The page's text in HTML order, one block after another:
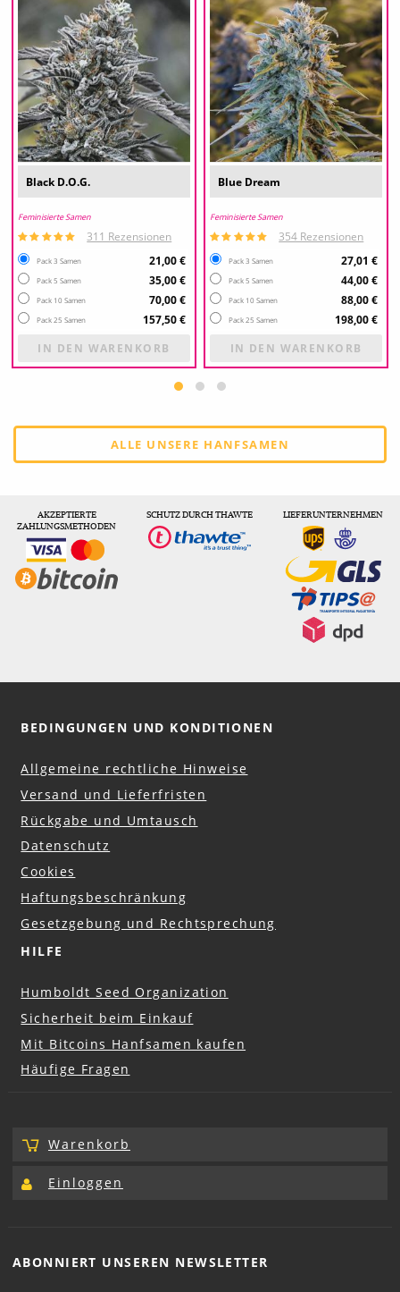
Black D.O.G.
Feminisierte Samen
311 Rezensionen
Pack 3 Samen 21,00 €
Pack 5 Samen 35,00 €
Pack 10 Samen 70,00 €
Pack 25 Samen
157,50 €
IN DEN WARENKORB
Blue Dream
Feminisierte Samen
354 Rezensionen
Pack 3 Samen 27,01 €
Pack 5 Samen 44,00 €
Pack 10 Samen 88,00 €
Pack 25 Samen
198,00 €
IN DEN WARENKORB
ALLE UNSERE HANFSAMEN
AKZEPTIERTE
ZAHLUNGSMETHODEN
SCHUTZ DURCH THAWTE LIEFERUNTERNEHMEN
BEDINGUNGEN UND KONDITIONEN
Allgemeine rechtliche Hinweise
Versand und Lieferfristen
Rückgabe und Umtausch
Datenschutz
Cookies
Haftungsbeschränkung
Gesetzgebung und Rechtsprechung
HILFE
Humboldt Seed Organization
Sicherheit beim Einkauf
Mit Bitcoins Hanfsamen kaufen
Häufige Fragen
Warenkorb
Einloggen
ABONNIERT UNSEREN NEWSLETTER